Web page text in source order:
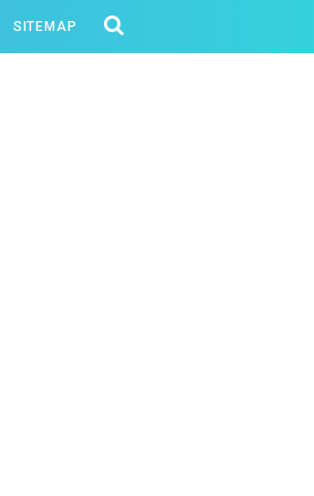
SITEMAP